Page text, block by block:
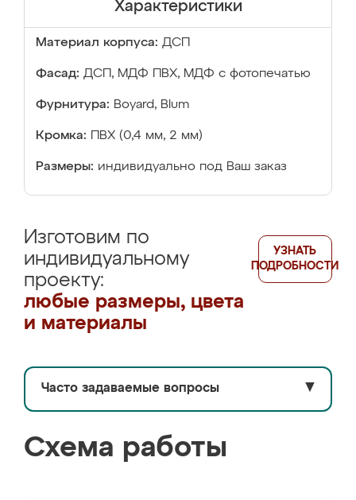
Характеристики
Материал корпуса: ДСП
Фасад: ДСП, МДФ ПВХ, МДФ с фотопечатью
Фурнитура: Boyard, Blum
Кромка: ПВХ (0,4 мм, 2 мм)
Размеры: индивидуально под Ваш заказ
Изготовим по
индивидуальному
проекту:
любые размеры, цвета
и материалы
УЗНАТЬ
ПОДРОБНОСТИ
Часто задаваемые вопросы ▼
Схема работы